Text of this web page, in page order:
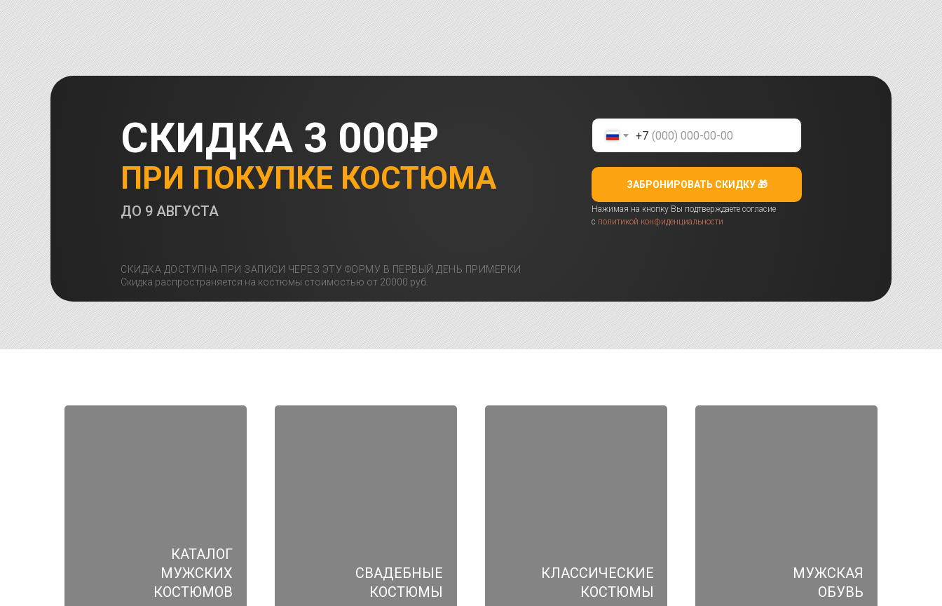
ПРИ ПОКУПКЕ КОСТЮМА
СКИДКА 3 000₽
СКИДКА ДОСТУПНА ПРИ ЗАПИСИ ЧЕРЕЗ ЭТУ ФОРМУ В ПЕРВЫЙ ДЕНЬ ПРИМЕРКИ
Скидка распространяется на костюмы стоимостью от 20000 руб.
ДО 9 АВГУСТА
+7
ЗАБРОНИРОВАТЬ СКИДКУ 🎁
Нажимая на кнопку Вы подтверждаете согласие
с политикой конфиденциальности
КАТАЛОГ
МУЖСКИХ
КОСТЮМОВ
СВАДЕБНЫЕ
КОСТЮМЫ
КЛАССИЧЕСКИЕ
КОСТЮМЫ
МУЖСКАЯ
ОБУВЬ